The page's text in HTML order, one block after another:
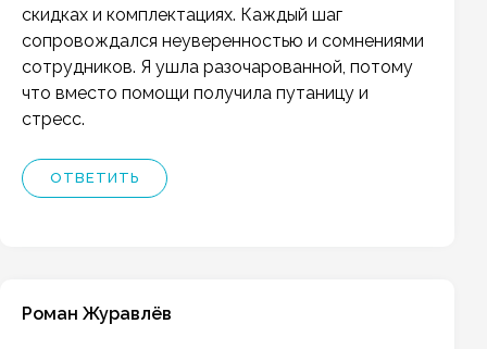
скидках и комплектациях. Каждый шаг
сопровождался неуверенностью и сомнениями
сотрудников. Я ушла разочарованной, потому
что вместо помощи получила путаницу и
стресс.
ОТВЕТИТЬ
Роман Журавлёв